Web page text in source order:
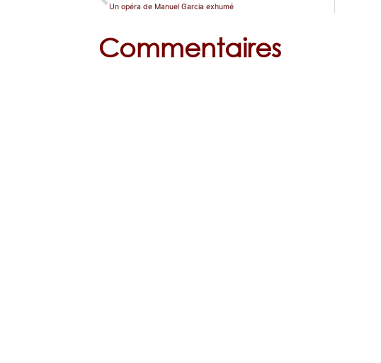
Un opéra de Manuel Garcia exhumé
Commentaires